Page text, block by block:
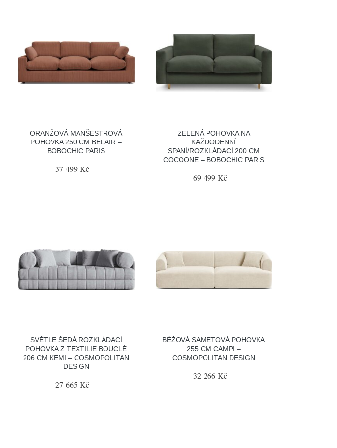
ORANŽOVÁ MANŠESTROVÁ
POHOVKA 250 CM BELAIR –
BOBOCHIC PARIS
37 499 Kč
ZELENÁ POHOVKA NA
KAŽDODENNÍ
SPANÍ/ROZKLÁDACÍ 200 CM
COCOONE – BOBOCHIC PARIS
69 499 Kč
SVĚTLE ŠEDÁ ROZKLÁDACÍ
POHOVKA Z TEXTILIE BOUCLÉ
206 CM KEMI – COSMOPOLITAN
DESIGN
27 665 Kč
BÉŽOVÁ SAMETOVÁ POHOVKA
255 CM CAMPI –
COSMOPOLITAN DESIGN
32 266 Kč